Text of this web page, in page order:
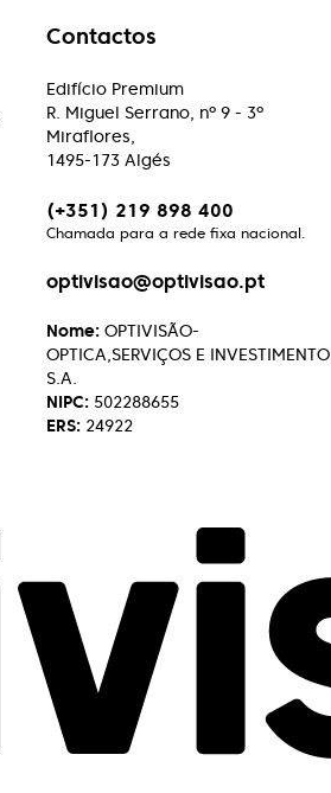
Contactos
Edifício Premium
R. Miguel Serrano, nº 9 - 3º
Miraflores,
1495-173 Algés
(+351) 219 898 400
Chamada para a rede fixa nacional.
optivisao@optivisao.pt
Nome: OPTIVISÃO-
OPTICA,SERVIÇOS E INVESTIMENTO
S.A.
NIPC: 502288655
ERS: 24922